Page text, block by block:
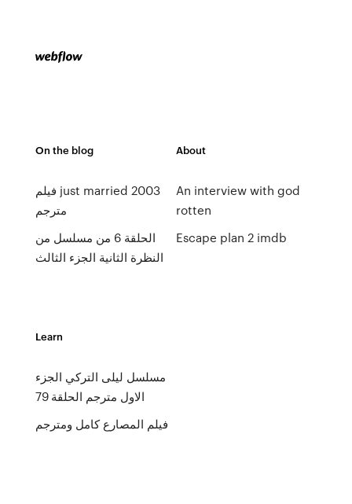
On the blog
فيلم just married 2003
مترجم
الحلقة 6 من مسلسل من
النظرة الثانية الجزء الثالث
About
An interview with god
rotten
Escape plan 2 imdb
Learn
مسلسل ليلى التركي الجزء
الاول مترجم الحلقة 79
فيلم المصارع كامل ومترجم